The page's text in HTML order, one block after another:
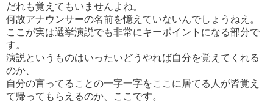
だれも覚えてもいませんよね。
何故アナウンサーの名前を憶えていないんでしょうねえ。
ここが実は選挙演説でも非常にキーポイントになる部分で
す。
演説というものはいったいどうやれば自分を覚えてくれる
のか、
自分の言ってることの一字一字をここに居てる人が皆覚え
て帰ってもらえるのか、ここです。